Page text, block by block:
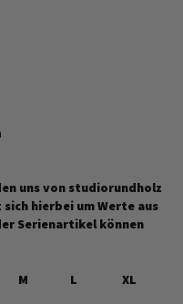
uns von studiorundholz
hierbei um Werte aus
Serienartikel können
M L XL